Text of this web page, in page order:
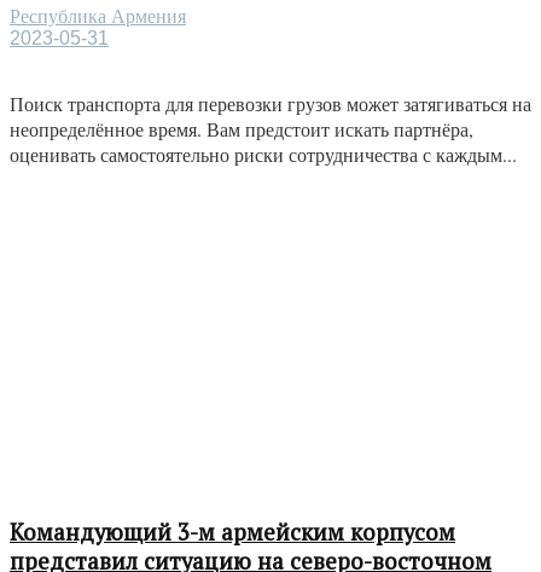
Республика Армения
2023-05-31
Поиск транспорта для перевозки грузов может затягиваться на
неопределённое время. Вам предстоит искать партнёра,
оценивать самостоятельно риски сотрудничества с каждым...
Командующий 3-м армейским корпусом
представил ситуацию на северо-восточном